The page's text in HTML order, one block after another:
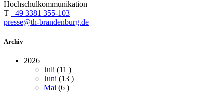
Hochschulkommunikation
T +49 3381 355-103
presse@th-brandenburg.de
Archiv
2026
Juli (11 )
Juni (13 )
Mai (6 )